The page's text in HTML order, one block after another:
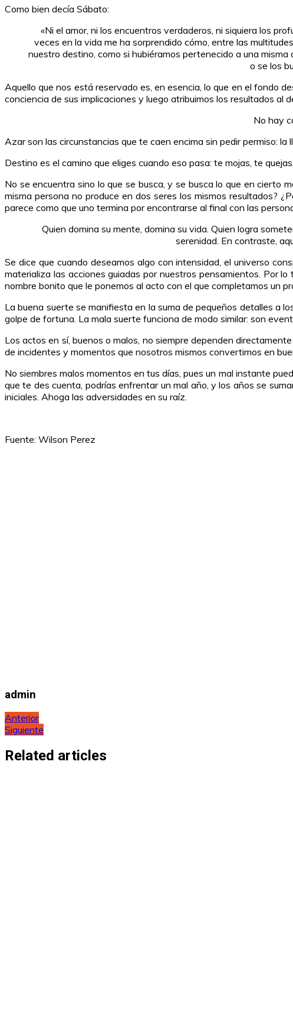
Como bien decía Sábato:
«Ni el amor, ni los encuentros verdaderos, ni siquiera los
veces en la vida me ha sorprendido cómo, entre las
nuestro destino, como si hubiéramos pertenecido a una
o se los
Aquello que nos está reservado es, en esencia, lo que en el fondo
conciencia de sus implicaciones y luego atribuimos los resultados al
No hay
Azar son las circunstancias que te caen encima sin pedir permiso: la
Destino es el camino que eliges cuando eso pasa: te mojas, te
No se encuentra sino lo que se busca, y se busca lo que en cierto
misma persona no produce en dos seres los mismos resultados?
parece como que uno termina por encontrarse al final con las
Quien domina su mente, domina su vida. Quien logra
serenidad. En contraste,
Se dice que cuando deseamos algo con intensidad, el universo
materializa las acciones guiadas por nuestros pensamientos. Por
nombre bonito que le ponemos al acto con el que completamos un
La buena suerte se manifiesta en la suma de pequeños detalles a
golpe de fortuna. La mala suerte funciona de modo similar: son
Los actos en sí, buenos o malos, no siempre dependen
de incidentes y momentos que nosotros mismos convertimos en
No siembres malos momentos en tus días, pues un mal instante
que te des cuenta, podrías enfrentar un mal año, y los años se
iniciales. Ahoga las adversidades en su raíz.
Fuente: Wilson Perez
admin
Navegación
de
entradas
Anterior
Siguiente
Related articles